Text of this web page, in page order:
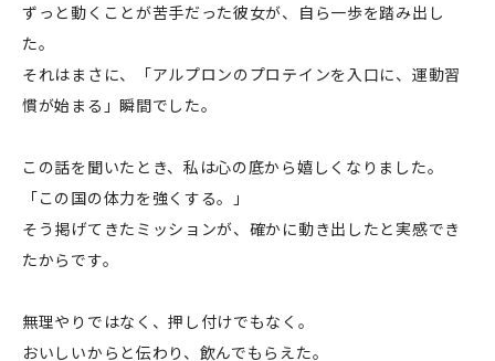
ずっと動くことが苦手だった彼女が、自ら一歩を踏み出し
た。
それはまさに、「アルプロンのプロテインを入口に、運動習
慣が始まる」瞬間でした。
この話を聞いたとき、私は心の底から嬉しくなりました。
「この国の体力を強くする。」
そう掲げてきたミッションが、確かに動き出したと実感でき
たからです。
無理やりではなく、押し付けでもなく。
おいしいからと伝わり、飲んでもらえた。